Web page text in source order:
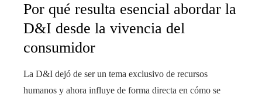
Por qué resulta esencial abordar la
D&I desde la vivencia del
consumidor
La D&I dejó de ser un tema exclusivo de recursos
humanos y ahora influye de forma directa en cómo se